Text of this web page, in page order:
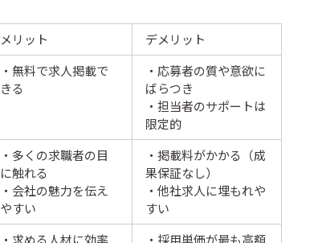
メリット
デメリット
・無料で求人掲載で
きる
・応募者の質や意欲に
ばらつき
・担当者のサポートは
限定的
・多くの求職者の目
に触れる
・会社の魅力を伝え
やすい
・掲載料がかかる（成
果保証なし）
・他社求人に埋もれや
すい
・求める人材に効率
・採用単価が最も高額